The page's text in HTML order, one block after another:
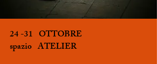
24 -31 OTTOBRE
spazio ATELIER